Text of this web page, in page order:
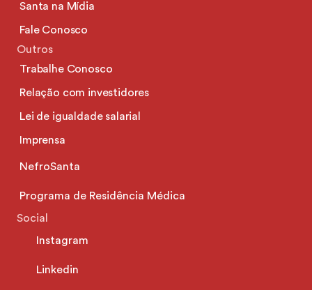
Santa na Mídia
Fale Conosco
Outros
Trabalhe Conosco
Relação com investidores
Lei de igualdade salarial
Imprensa
NefroSanta
Programa de Residência Médica
Social
Instagram
Linkedin